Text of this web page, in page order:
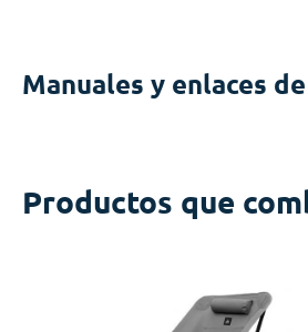
Manuales y enlaces
Productos que